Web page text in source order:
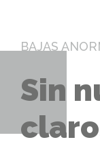
BAJAS
Sin